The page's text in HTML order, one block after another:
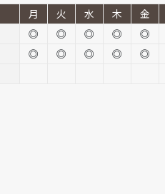
月 火 水 木 金
◎ ◎ ◎ ◎ ◎
◎ ◎ ◎ ◎ ◎